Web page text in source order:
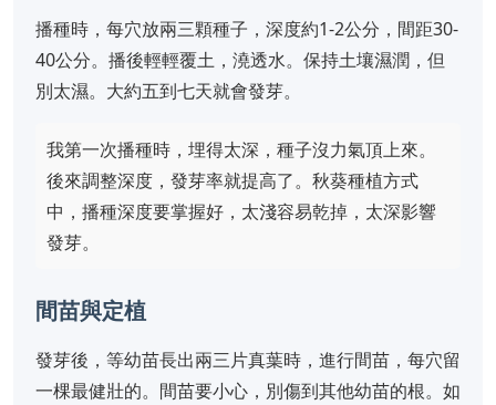
播種時，每穴放兩三顆種子，深度約1-2公分，間距30-
40公分。播後輕輕覆土，澆透水。保持土壤濕潤，但
別太濕。大約五到七天就會發芽。
我第一次播種時，埋得太深，種子沒力氣頂上來。
後來調整深度，發芽率就提高了。秋葵種植方式
中，播種深度要掌握好，太淺容易乾掉，太深影響
發芽。
間苗與定植
發芽後，等幼苗長出兩三片真葉時，進行間苗，每穴留
一棵最健壯的。間苗要小心，別傷到其他幼苗的根。如